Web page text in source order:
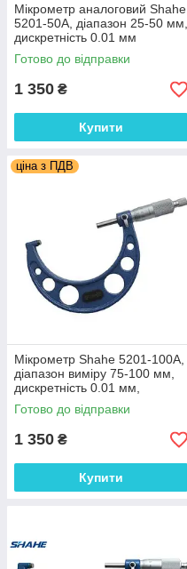
Мікрометр аналоговий Shahe
5201-50A, діапазон 25-50 мм,
дискретність 0.01 мм
Готово до відправки
1 350 ₴
Купити
ціна з ПДВ
Мікрометр Shahe 5201-100A,
діапазон виміру 75-100 мм,
дискретність 0.01 мм,
похибка +/- 0,005 мм
Готово до відправки
1 350 ₴
Купити